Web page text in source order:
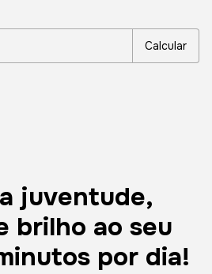
Calcular
juventude,
brilho ao seu
por dia!